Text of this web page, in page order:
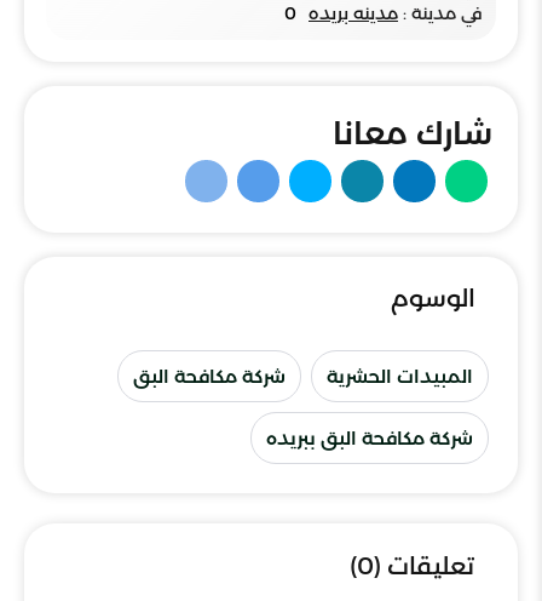
في مدينة : مدينه بريده 0
شارك معانا
الوسوم
المبيدات الحشرية شركة مكافحة البق
شركة مكافحة البق ببريده
تعليقات (0)